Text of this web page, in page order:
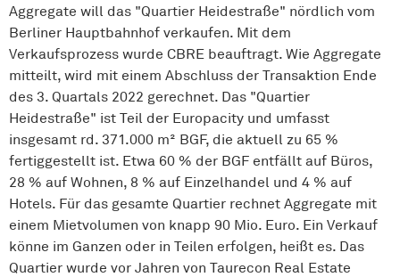
Aggregate will das "Quartier Heidestraße" nördlich vom
Berliner Hauptbahnhof verkaufen. Mit dem
Verkaufsprozess wurde CBRE beauftragt. Wie Aggregate
mitteilt, wird mit einem Abschluss der Transaktion Ende
des 3. Quartals 2022 gerechnet. Das "Quartier
Heidestraße" ist Teil der Europacity und umfasst
insgesamt rd. 371.000 m² BGF, die aktuell zu 65 %
fertiggestellt ist. Etwa 60 % der BGF entfällt auf Büros,
28 % auf Wohnen, 8 % auf Einzelhandel und 4 % auf
Hotels. Für das gesamte Quartier rechnet Aggregate mit
einem Mietvolumen von knapp 90 Mio. Euro. Ein Verkauf
könne im Ganzen oder in Teilen erfolgen, heißt es. Das
Quartier wurde vor Jahren von Taurecon Real Estate